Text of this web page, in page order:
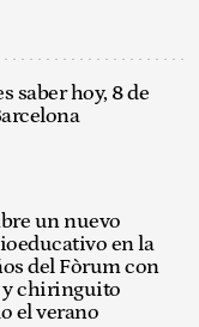
saber hoy, 8 de
un nuevo
en la
del Fòrum con
y chiringuito
el verano